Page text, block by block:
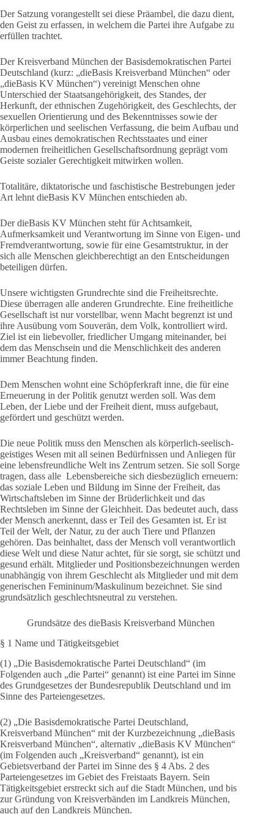
Der Satzung vorangestellt sei diese Präambel, die dazu dient,
den Geist zu erfassen, in welchem die Partei ihre Aufgabe zu
erfüllen trachtet.
Der Kreisverband München der Basisdemokratischen Partei
Deutschland (kurz: „dieBasis Kreisverband München“ oder
„dieBasis KV München“) vereinigt Menschen ohne
Unterschied der Staatsangehörigkeit, des Standes, der
Herkunft, der ethnischen Zugehörigkeit, des Geschlechts, der
sexuellen Orientierung und des Bekenntnisses sowie der
körperlichen und seelischen Verfassung, die beim Aufbau und
Ausbau eines demokratischen Rechtsstaates und einer
modernen freiheitlichen Gesellschaftsordnung geprägt vom
Geiste sozialer Gerechtigkeit mitwirken wollen.
Totalitäre, diktatorische und faschistische Bestrebungen jeder
Art lehnt dieBasis KV München entschieden ab.
Der dieBasis KV München steht für Achtsamkeit,
Aufmerksamkeit und Verantwortung im Sinne von Eigen- und
Fremdverantwortung, sowie für eine Gesamtstruktur, in der
sich alle Menschen gleichberechtigt an den Entscheidungen
beteiligen dürfen.
Unsere wichtigsten Grundrechte sind die Freiheitsrechte.
Diese überragen alle anderen Grundrechte. Eine freiheitliche
Gesellschaft ist nur vorstellbar, wenn Macht begrenzt ist und
ihre Ausübung vom Souverän, dem Volk, kontrolliert wird.
Ziel ist ein liebevoller, friedlicher Umgang miteinander, bei
dem das Menschsein und die Menschlichkeit des anderen
immer Beachtung finden.
Dem Menschen wohnt eine Schöpferkraft inne, die für eine
Erneuerung in der Politik genutzt werden soll. Was dem
Leben, der Liebe und der Freiheit dient, muss aufgebaut,
gefördert und geschützt werden.
Die neue Politik muss den Menschen als körperlich-seelisch-
geistiges Wesen mit all seinen Bedürfnissen und Anliegen für
eine lebensfreundliche Welt ins Zentrum setzen. Sie soll Sorge
tragen, dass alle Lebensbereiche sich diesbezüglich erneuern:
das soziale Leben und Bildung im Sinne der Freiheit, das
Wirtschaftsleben im Sinne der Brüderlichkeit und das
Rechtsleben im Sinne der Gleichheit. Das bedeutet auch, dass
der Mensch anerkennt, dass er Teil des Gesamten ist. Er ist
Teil der Welt, der Natur, zu der auch Tiere und Pflanzen
gehören. Das beinhaltet, dass der Mensch voll verantwortlich
diese Welt und diese Natur achtet, für sie sorgt, sie schützt und
gesund erhält. Mitglieder und Positionsbezeichnungen werden
unabhängig von ihrem Geschlecht als Mitglieder und mit dem
generischen Femininum/Maskulinum bezeichnet. Sie sind
grundsätzlich geschlechtsneutral zu verstehen.
Grundsätze des dieBasis Kreisverband München
§ 1 Name und Tätigkeitsgebiet
(1) „Die Basisdemokratische Partei Deutschland“ (im
Folgenden auch „die Partei“ genannt) ist eine Partei im Sinne
des Grundgesetzes der Bundesrepublik Deutschland und im
Sinne des Parteiengesetzes.
(2) „Die Basisdemokratische Partei Deutschland,
Kreisverband München“ mit der Kurzbezeichnung „dieBasis
Kreisverband München“, alternativ „dieBasis KV München“
(im Folgenden auch „Kreisverband“ genannt), ist ein
Gebietsverband der Partei im Sinne des § 4 Abs. 2 des
Parteiengesetzes im Gebiet des Freistaats Bayern. Sein
Tätigkeitsgebiet erstreckt sich auf die Stadt München, und bis
zur Gründung von Kreisverbänden im Landkreis München,
auch auf den Landkreis München.